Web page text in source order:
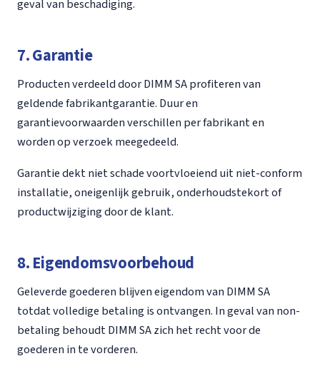
geval van beschadiging.
7. Garantie
Producten verdeeld door DIMM SA profiteren van
geldende fabrikantgarantie. Duur en
garantievoorwaarden verschillen per fabrikant en
worden op verzoek meegedeeld.
Garantie dekt niet schade voortvloeiend uit niet-conform
installatie, oneigenlijk gebruik, onderhoudstekort of
productwijziging door de klant.
8. Eigendomsvoorbehoud
Geleverde goederen blijven eigendom van DIMM SA
totdat volledige betaling is ontvangen. In geval van non-
betaling behoudt DIMM SA zich het recht voor de
goederen in te vorderen.